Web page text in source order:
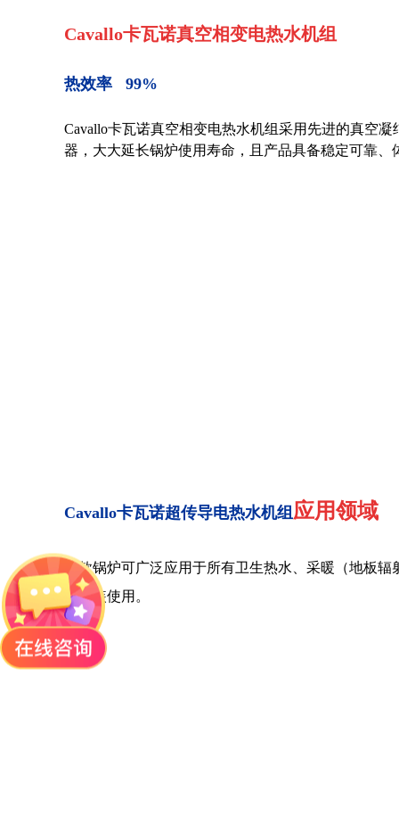
Cavallo卡瓦诺真空相变电热水机组
热效率 99%
Cavallo卡瓦诺真空相变电热水机组采用先进的真空
器，大大延长锅炉使用寿命，且产品具备稳定可靠
Cavallo卡瓦诺超传导电热水机组应用领域
该款锅炉可广泛应用于所有卫生热水、采暖（地板
区安装使用。